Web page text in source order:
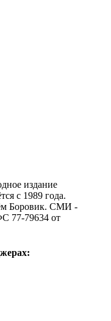
издание
с 1989 года.
Боровик. CМИ -
77-79634 от